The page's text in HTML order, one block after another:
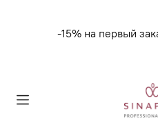
-15% на первый